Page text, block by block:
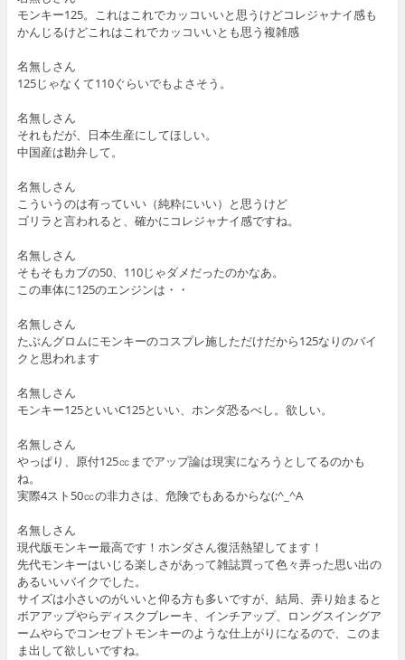
モンキー125。これはこれでカッコいいと思うけどコレジャナイ感も
かんじるけどこれはこれでカッコいいとも思う複雑感
名無しさん
125じゃなくて110ぐらいでもよさそう。
名無しさん
それもだが、日本生産にしてほしい。
中国産は勘弁して。
名無しさん
こういうのは有っていい（純粋にいい）と思うけど
ゴリラと言われると、確かにコレジャナイ感ですね。
名無しさん
そもそもカブの50、110じゃダメだったのかなあ。
この車体に125のエンジンは・・
名無しさん
たぶんグロムにモンキーのコスプレ施しただけだから125なりのバイ
クと思われます
名無しさん
モンキー125といいC125といい、ホンダ恐るべし。欲しい。
名無しさん
やっぱり、原付125㏄までアップ論は現実になろうとしてるのかも
ね。
実際4スト50㏄の非力さは、危険でもあるからな(;^_^A
名無しさん
現代版モンキー最高です！ホンダさん復活熱望してます！
先代モンキーはいじる楽しさがあって雑誌買って色々弄った思い出の
あるいいバイクでした。
サイズは小さいのがいいと仰る方も多いですが、結局、弄り始まると
ボアアップやらディスクブレーキ、インチアップ、ロングスイングア
ームやらでコンセプトモンキーのような仕上がりになるので、このま
ま出して欲しいですね。